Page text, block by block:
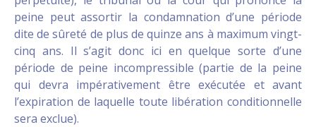
peine peut assortir la condamnation d’une période
dite de sûreté de plus de quinze ans à maximum vingt-
cinq ans. Il s’agit donc ici en quelque sorte d’une
période de peine incompressible (partie de la peine
qui devra impérativement être exécutée et avant
l’expiration de laquelle toute libération conditionnelle
sera exclue).